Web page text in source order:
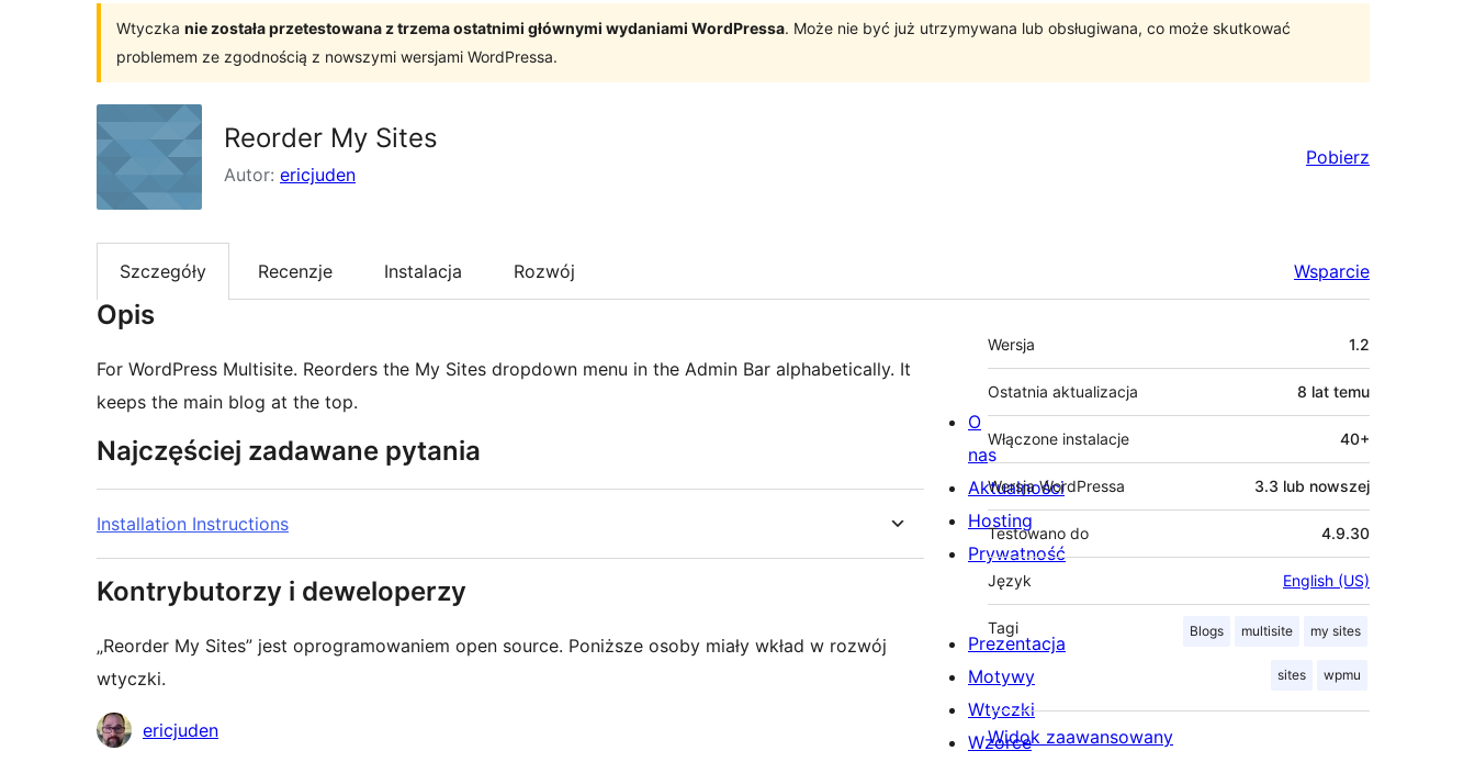
Wtyczka nie została przetestowana z trzema ostatnimi głównymi wydaniami WordPressa. Może nie być już utrzymywana lub obsługiwana, co może skutkować
problemem ze zgodnością z nowszymi wersjami WordPressa.
Reorder My Sites
Autor: ericjuden
Pobierz
Szczegóły Recenzje Instalacja Rozwój Wsparcie
Opis
For WordPress Multisite. Reorders the My Sites dropdown menu in the Admin Bar alphabetically. It
keeps the main blog at the top.
Najczęściej zadawane pytania
Installation Instructions
Kontrybutorzy i deweloperzy
„Reorder My Sites” jest oprogramowaniem open source. Poniższe osoby miały wkład w rozwój
wtyczki.
Zaangażowani
ericjuden
Meta
Wersja 1.2
Ostatnia aktualizacja 8 lat temu
Włączone instalacje 40+
Wersja WordPressa 3.3 lub nowszej
Testowano do 4.9.30
Język English (US)
Tagi Blogs multisite my sites
sites wpmu
Widok zaawansowany
O
nas
Aktualności
Hosting
Prywatność
Prezentacja
Motywy
Wtyczki
Wzorce